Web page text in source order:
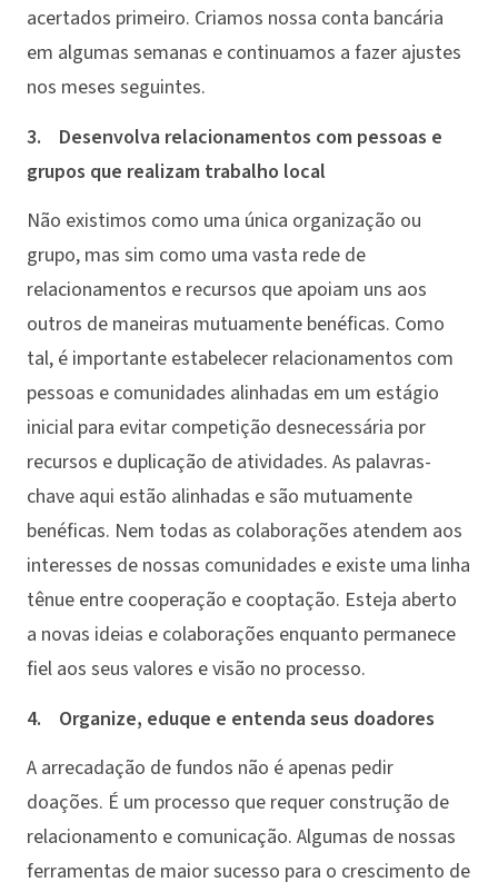
acertados primeiro. Criamos nossa conta bancária
em algumas semanas e continuamos a fazer ajustes
nos meses seguintes.
3. Desenvolva relacionamentos com pessoas e
grupos que realizam trabalho local
Não existimos como uma única organização ou
grupo, mas sim como uma vasta rede de
relacionamentos e recursos que apoiam uns aos
outros de maneiras mutuamente benéficas. Como
tal, é importante estabelecer relacionamentos com
pessoas e comunidades alinhadas em um estágio
inicial para evitar competição desnecessária por
recursos e duplicação de atividades. As palavras-
chave aqui estão alinhadas e são mutuamente
benéficas. Nem todas as colaborações atendem aos
interesses de nossas comunidades e existe uma linha
tênue entre cooperação e cooptação. Esteja aberto
a novas ideias e colaborações enquanto permanece
fiel aos seus valores e visão no processo.
4. Organize, eduque e entenda seus doadores
A arrecadação de fundos não é apenas pedir
doações. É um processo que requer construção de
relacionamento e comunicação. Algumas de nossas
ferramentas de maior sucesso para o crescimento de